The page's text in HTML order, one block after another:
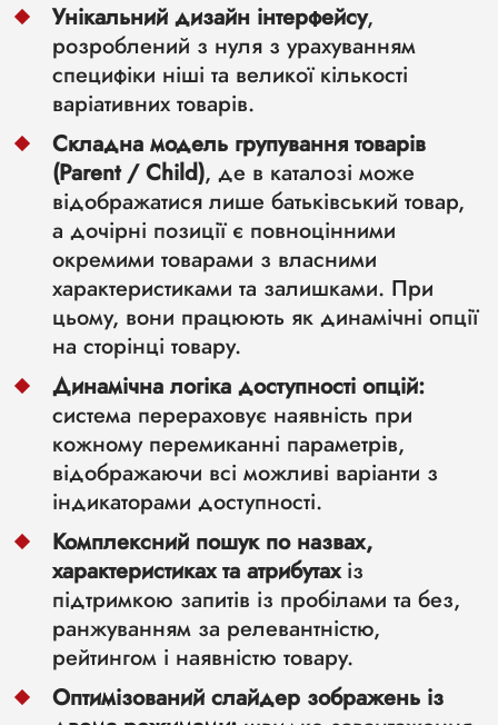
Унікальний дизайн інтерфейсу,
розроблений з нуля з урахуванням
специфіки ніші та великої кількості
варіативних товарів.
Складна модель групування товарів
(Parent / Child), де в каталозі може
відображатися лише батьківський товар,
а дочірні позиції є повноцінними
окремими товарами з власними
характеристиками та залишками. При
цьому, вони працюють як динамічні опції
на сторінці товару.
Динамічна логіка доступності опцій:
система перераховує наявність при
кожному перемиканні параметрів,
відображаючи всі можливі варіанти з
індикаторами доступності.
Комплексний пошук по назвах,
характеристиках та атрибутахіз
підтримкою запитів із пробілами та без,
ранжуванням за релевантністю,
рейтингом і наявністю товару.
Оптимізований слайдер зображень із